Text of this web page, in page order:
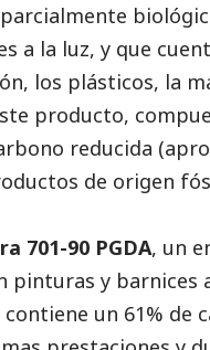
a la luz, y que
los plásticos, la
producto,
reducida
de origen
701-90 PGDA, un
pinturas y barnices
contiene un 61% de